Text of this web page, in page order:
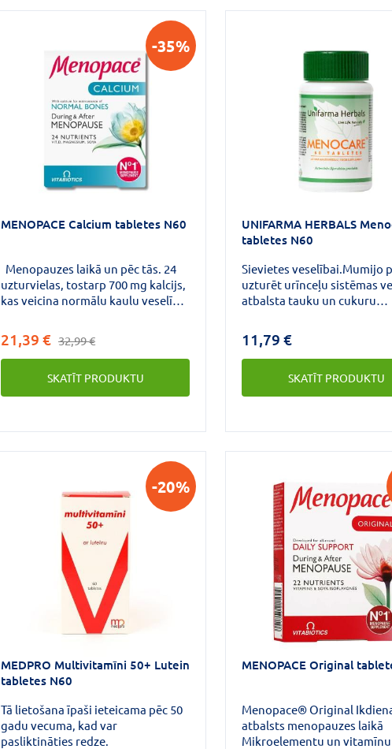
kā antioksidanti - aizsargā šūnas
no brīvo radikāļu kaitīgās ietekmes
un labvēlīgi ietekmē asinsvadus.
-35%
MENOPACE Calcium tabletes N60
Menopauzes laikā un pēc tās. 24
uzturvielas, tostarp 700 mg kalcijs,
kas veicina normālu kaulu veselību,
regulācijai. B₆ vitamīns, kas veicina
hormonu darbības regulāciju.
21,39 € 32,99 €
SKATĪT PRODUKTU
UNIFARMA HERBALS
tabletes N60
Sievietes veselībai.Mumijo
uzturēt urīnceļu sistēmas
atbalsta tauku un cukuru
pasargāt šūnas no oksidatīvā
stresa un veicina normālu
imūnsistēmas darbību.Cinks
uzturēt normālu ādu,
11,79 €
SKATĪT PRODUKTU
-20%
MEDPRO Multivitamīni 50+ Lutein
tabletes N60
Tā lietošana īpaši ieteicama pēc 50
gadu vecuma, kad var
pasliktināties redze.
MENOPACE Original
Menopace® Original
atbalsts menopauzes laikā
Mikroelementu un vitamīnu